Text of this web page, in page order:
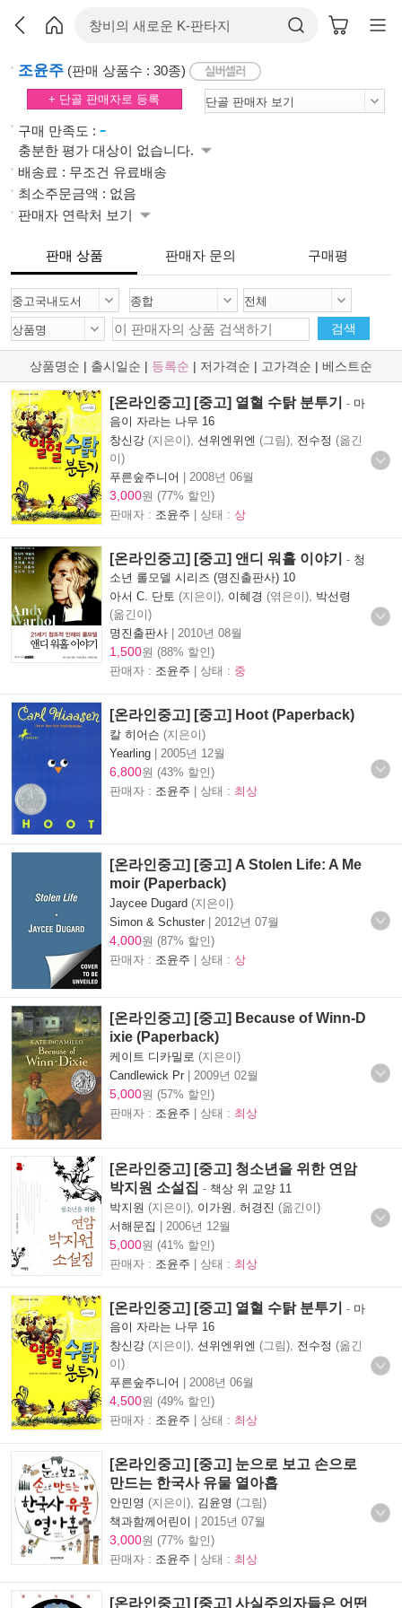
조윤주 (판매 상품수 : 30종)
+ 단골 판매자로 등록
구매 만족도 : -
충분한 평가 대상이 없습니다.
배송료 : 무조건 유료배송
최소주문금액 : 없음
판매자 연락처 보기
판매 상품 판매자 문의 구매평
검색
상품명순 | 출시일순 | 등록순 | 저가격순 | 고가격순 | 베스트순
[온라인중고] [중고] 열혈 수탉 분투기 - 마
음이 자라는 나무 16
창신강 (지은이), 션위엔위엔 (그림), 전수정 (옮긴
이)
푸른숲주니어 | 2008년 06월
3,000원 (77% 할인)
판매자 : 조윤주 | 상태 : 상
[온라인중고] [중고] 앤디 워홀 이야기 - 청
소년 롤모델 시리즈 (명진출판사) 10
아서 C. 단토 (지은이), 이혜경 (엮은이), 박선령
(옮긴이)
명진출판사 | 2010년 08월
1,500원 (88% 할인)
판매자 : 조윤주 | 상태 : 중
[온라인중고] [중고] Hoot (Paperback)
칼 히어슨 (지은이)
Yearling | 2005년 12월
6,800원 (43% 할인)
판매자 : 조윤주 | 상태 : 최상
[온라인중고] [중고] A Stolen Life: A Me
moir (Paperback)
Jaycee Dugard (지은이)
Simon & Schuster | 2012년 07월
4,000원 (87% 할인)
판매자 : 조윤주 | 상태 : 상
[온라인중고] [중고] Because of Winn-D
ixie (Paperback)
케이트 디카밀로 (지은이)
Candlewick Pr | 2009년 02월
5,000원 (57% 할인)
판매자 : 조윤주 | 상태 : 최상
[온라인중고] [중고] 청소년을 위한 연암
박지원 소설집 - 책상 위 교양 11
박지원 (지은이), 이가원 허경진 (옮긴이)
서해문집 | 2006년 12월
5,000원 (41% 할인)
판매자 : 조윤주 | 상태 : 최상
[온라인중고] [중고] 열혈 수탉 분투기 - 마
음이 자라는 나무 16
창신강 (지은이), 션위엔위엔 (그림), 전수정 (옮긴
이)
푸른숲주니어 | 2008년 06월
4,500원 (49% 할인)
판매자 : 조윤주 | 상태 : 최상
[온라인중고] [중고] 눈으로 보고 손으로
만드는 한국사 유물 열아홉
안민영 (지은이), 김윤영 (그림)
책과함께어린이 | 2015년 07월
3,000원 (77% 할인)
판매자 : 조윤주 | 상태 : 최상
[온라인중고] [중고] 사실주의자들은 어떤